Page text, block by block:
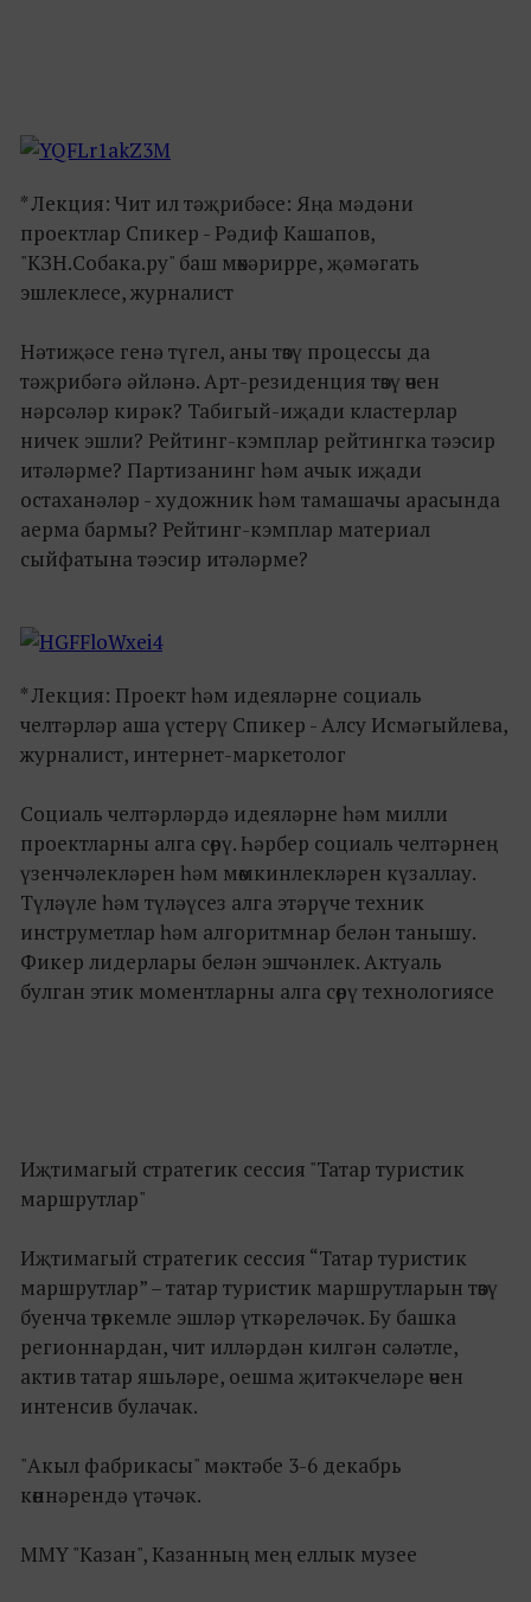
* Лекция: Чит ил тәҗрибәсе: Яңа мәдәни
проектлар Спикер - Рәдиф Кашапов,
"КЗН.Собака.ру" баш мөхәрирре, җәмәгать
эшлеклесе, журналист
Нәтиҗәсе генә түгел, аны төзү процессы да
тәҗрибәгә әйләнә. Арт-резиденция төзү өчен
нәрсәләр кирәк? Табигый-иҗади кластерлар
ничек эшли? Рейтинг-кэмплар рейтингка тәэсир
итәләрме? Партизанинг һәм ачык иҗади
остаханәләр - художник һәм тамашачы арасында
аерма бармы? Рейтинг-кэмплар материал
сыйфатына тәэсир итәләрме?
* Лекция: Проект һәм идеяләрне социаль
челтәрләр аша үстерү Спикер - Алсу Исмәгыйлева,
журналист, интернет-маркетолог
Социаль челтәрләрдә идеяләрне һәм милли
проектларны алга сөрү. Һәрбер социаль челтәрнең
үзенчәлекләрен һәм мөмкинлекләрен күзаллау.
Түләүле һәм түләүсез алга этәрүче техник
инструметлар һәм алгоритмнар белән танышу.
Фикер лидерлары белән эшчәнлек. Актуаль
булган этик моментларны алга сөрү технологиясе
Иҗтимагый стратегик сессия "Татар туристик
маршрутлар"
Иҗтимагый стратегик сессия “Татар туристик
маршрутлар” – татар туристик маршрутларын төзү
буенча төркемле эшләр үткәреләчәк. Бу башка
регионнардан, чит илләрдән килгән сәләтле,
актив татар яшьләре, оешма җитәкчеләре өчен
интенсив булачак.
"Акыл фабрикасы" мәктәбе 3-6 декабрь
көннәрендә үтәчәк.
ММҮ "Казан", Казанның мең еллык музее